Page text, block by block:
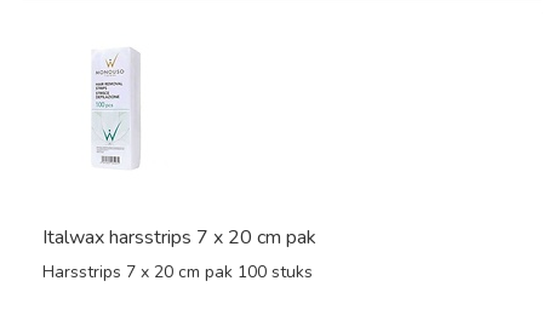
Italwax harsstrips 7 x 20 cm pak
Harsstrips 7 x 20 cm pak 100 stuks